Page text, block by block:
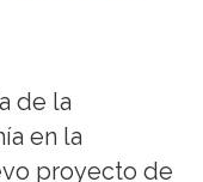
de la
en la
proyecto de